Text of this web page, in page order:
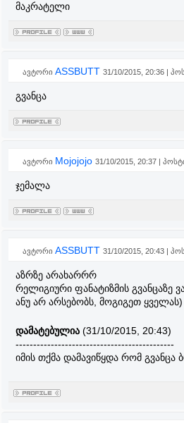
მაკრატელი
ავტორი ASSBUTT 31/10/2015, 20:36 |
გვანცა
ავტორი Mojojojo 31/10/2015, 20:37 |
ჯემალა
ავტორი ASSBUTT 31/10/2015, 20:43 |
აზრზე არახარრრ
რელიგიური ფანატიზმის გვანცაზე
ანუ არ არსებობს, მოგიგეთ ყველას)
დამატებულია (31/10/2015, 20:43)
---------------------------------------------
იმის თქმა დამავიწყდა რომ გვანცა